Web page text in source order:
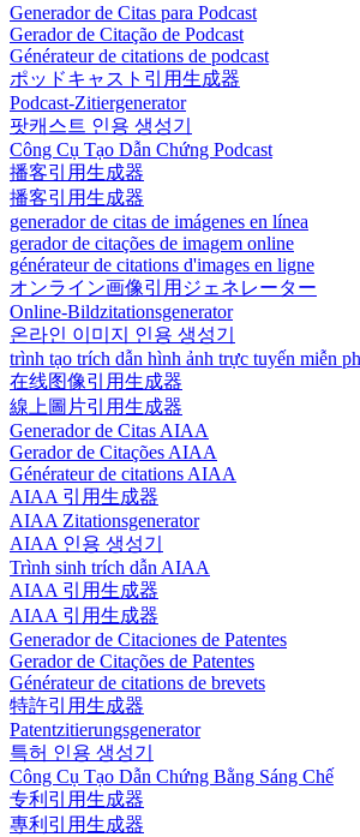
Generador de Citas para Podcast
Gerador de Citação de Podcast
Générateur de citations de podcast
ポッドキャスト引用生成器
Podcast-Zitiergenerator
팟캐스트 인용 생성기
Công Cụ Tạo Dẫn Chứng Podcast
播客引用生成器
播客引用生成器
generador de citas de imágenes en línea
gerador de citações de imagem online
générateur de citations d'images en ligne
オンライン画像引用ジェネレーター
Online-Bildzitationsgenerator
온라인 이미지 인용 생성기
trình tạo trích dẫn hình ảnh trực tuyến miễn
在线图像引用生成器
線上圖片引用生成器
Generador de Citas AIAA
Gerador de Citações AIAA
Générateur de citations AIAA
AIAA 引用生成器
AIAA Zitationsgenerator
AIAA 인용 생성기
Trình sinh trích dẫn AIAA
AIAA 引用生成器
AIAA 引用生成器
Generador de Citaciones de Patentes
Gerador de Citações de Patentes
Générateur de citations de brevets
特許引用生成器
Patentzitierungsgenerator
특허 인용 생성기
Công Cụ Tạo Dẫn Chứng Bằng Sáng Chế
专利引用生成器
專利引用生成器